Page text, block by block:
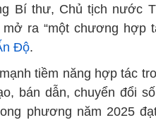
Bí thư, Chủ tịch nước
mở ra “một chương
Độ.
tiềm năng hợp tác
bán dẫn, chuyển đổi
phương năm 2025